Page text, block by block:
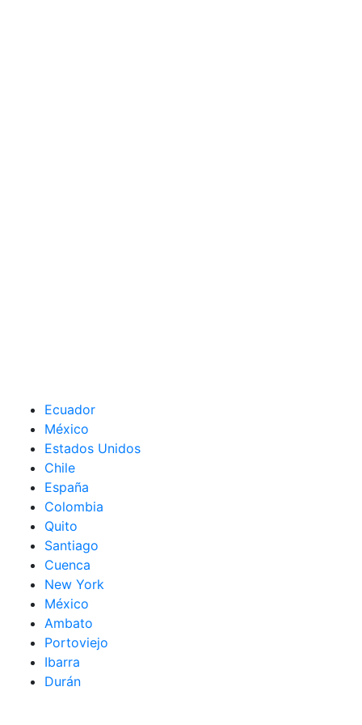
Ecuador
México
Estados Unidos
Chile
España
Colombia
Quito
Santiago
Cuenca
New York
México
Ambato
Portoviejo
Ibarra
Durán